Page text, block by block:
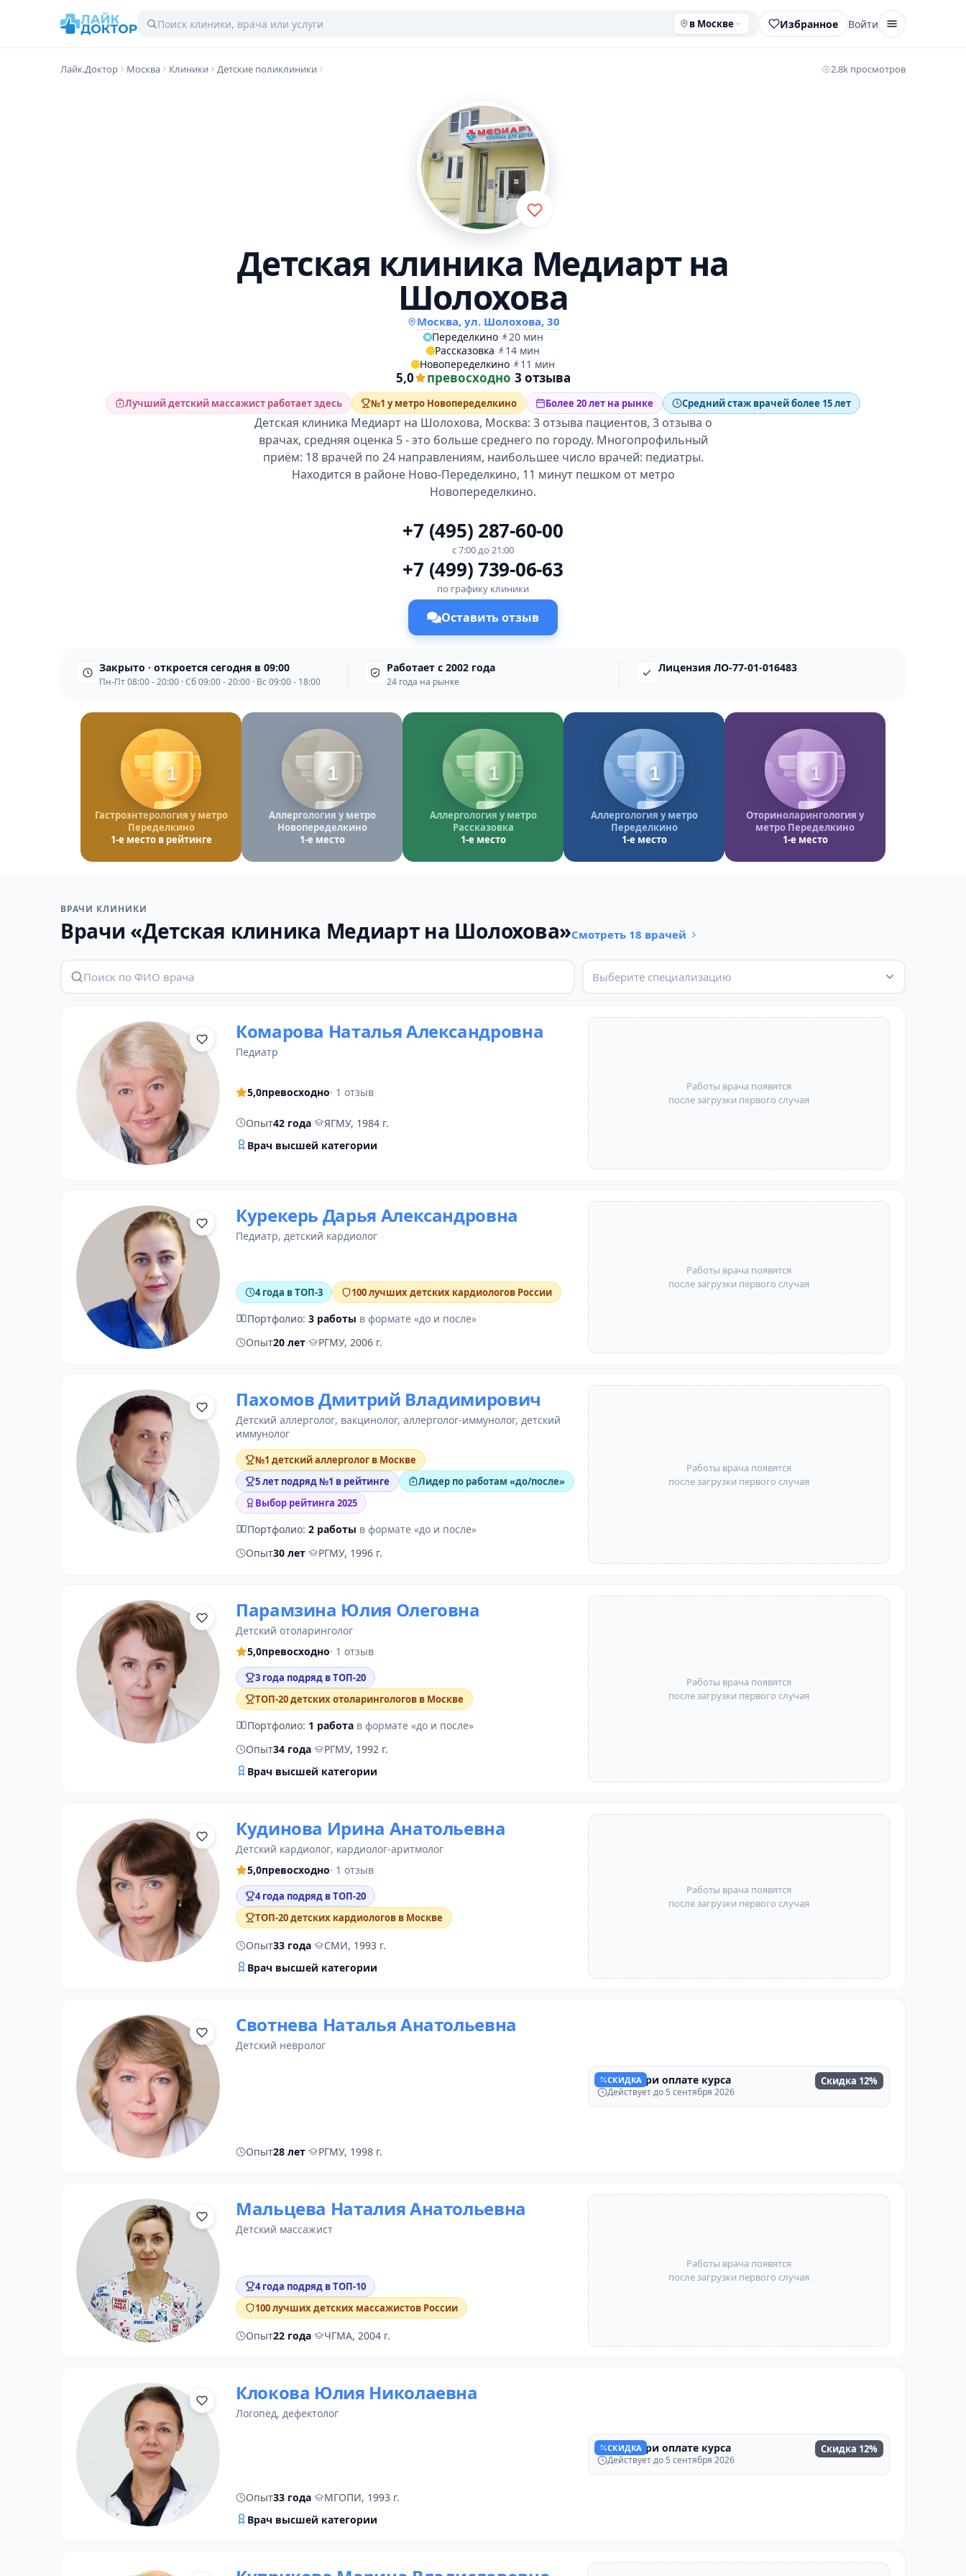
в Москве Избранное Войти
Лайк.Доктор Москва Клиники Детские поликлиники 2.8k просмотров
Детская клиника Медиарт на
Шолохова
Москва, ул. Шолохова, 30
Переделкино·
20 мин
Рассказовка·
14 мин
Новопеределкино· 11 мин
5,0 превосходно·3 отзыва
Лучший детский массажист работает здесь №1 у метро Новопеределкино Более 20 лет на рынке Средний стаж врачей более 15 лет
Детская клиника Медиарт на Шолохова, Москва: 3 отзыва пациентов, 3 отзыва о
врачах, средняя оценка 5 - это больше среднего по городу. Многопрофильный
приём: 18 врачей по 24 направлениям, наибольшее число врачей: педиатры.
Находится в районе Ново-Переделкино, 11 минут пешком от метро
Новопеределкино.
+7 (495) 287-60-00
с 7:00 до 21:00
+7 (499) 739-06-63
по графику клиники
Оставить отзыв
Закрыто · откроется сегодня в 09:00
Пн-Пт 08:00 - 20:00 · Сб 09:00 - 20:00 · Вс 09:00 - 18:00
Работает с 2002 года
24 года на рынке
Лицензия ЛО-77-01-016483
1
Гастроэнтерология у метро
Переделкино
1-е место в рейтинге
1
Аллергология у метро
Новопеределкино
1-е место
1
Аллергология у метро
Рассказовка
1-е место
1
Аллергология у метро
Переделкино
1-е место
1
Оториноларингология у
метро Переделкино
1-е место
ВРАЧИ КЛИНИКИ
Врачи «Детская клиника Медиарт на Шолохова»Смотреть 18 врачей
Выберите специализацию
Комарова Наталья Александровна
педиатр
5,0превосходно· 1 отзыв
Опыт42 года·
ЯГМУ, 1984 г.
Врач высшей категории
Работы врача появятся
после загрузки первого случая
Курекерь Дарья Александровна
педиатр, детский кардиолог
4 года в ТОП-3 100 лучших детских кардиологов России
Портфолио: 3 работы в формате «до и после»
Опыт20 лет· РГМУ, 2006 г.
Работы врача появятся
после загрузки первого случая
Пахомов Дмитрий Владимирович
детский аллерголог, вакцинолог, аллерголог-иммунолог, детский
иммунолог
№1 детский аллерголог в Москве
5 лет подряд №1 в рейтинге
Лидер по работам «до/после»
Выбор рейтинга 2025
Портфолио: 2 работы в формате «до и после»
Опыт30 лет· РГМУ, 1996 г.
Работы врача появятся
после загрузки первого случая
Парамзина Юлия Олеговна
детский отоларинголог
5,0превосходно· 1 отзыв
3 года подряд в ТОП-20
ТОП-20 детских отоларингологов в Москве
Портфолио: 1 работа в формате «до и после»
Опыт34 года·
РГМУ, 1992 г.
Врач высшей категории
Работы врача появятся
после загрузки первого случая
Кудинова Ирина Анатольевна
детский кардиолог, кардиолог-аритмолог
5,0превосходно· 1 отзыв
4 года подряд в ТОП-20
ТОП-20 детских кардиологов в Москве
Опыт33 года·
СМИ, 1993 г.
Врач высшей категории
Работы врача появятся
после загрузки первого случая
Свотнева Наталья Анатольевна
детский невролог
Опыт28 лет· РГМУ, 1998 г.
СКИДКА Скидка 12%
Скидка при оплате курса
Действует до 5 сентября 2026
Мальцева Наталия Анатольевна
детский массажист
4 года подряд в ТОП-10
100 лучших детских массажистов России
Опыт22 года· ЧГМА, 2004 г.
Работы врача появятся
после загрузки первого случая
Клокова Юлия Николаевна
логопед, дефектолог
Опыт33 года·
МГОПИ, 1993 г.
Врач высшей категории
СКИДКА Скидка 12%
Скидка при оплате курса
Действует до 5 сентября 2026